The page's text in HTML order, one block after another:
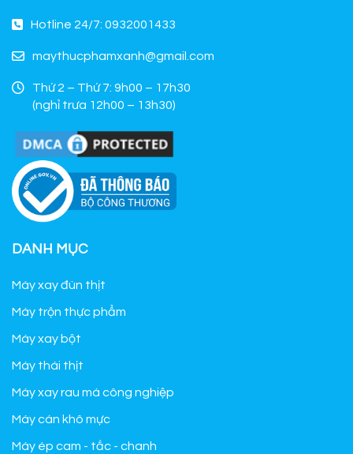
Hotline 24/7: 0932001433
maythucphamxanh@gmail.com
Thứ 2 – Thứ 7: 9h00 – 17h30
(nghỉ trưa 12h00 – 13h30)
DANH MỤC
Máy xay đùn thịt
Máy trộn thực phẩm
Máy xay bột
Máy thái thịt
Máy xay rau má công nghiệp
Máy cán khô mực
Máy ép cam - tắc - chanh